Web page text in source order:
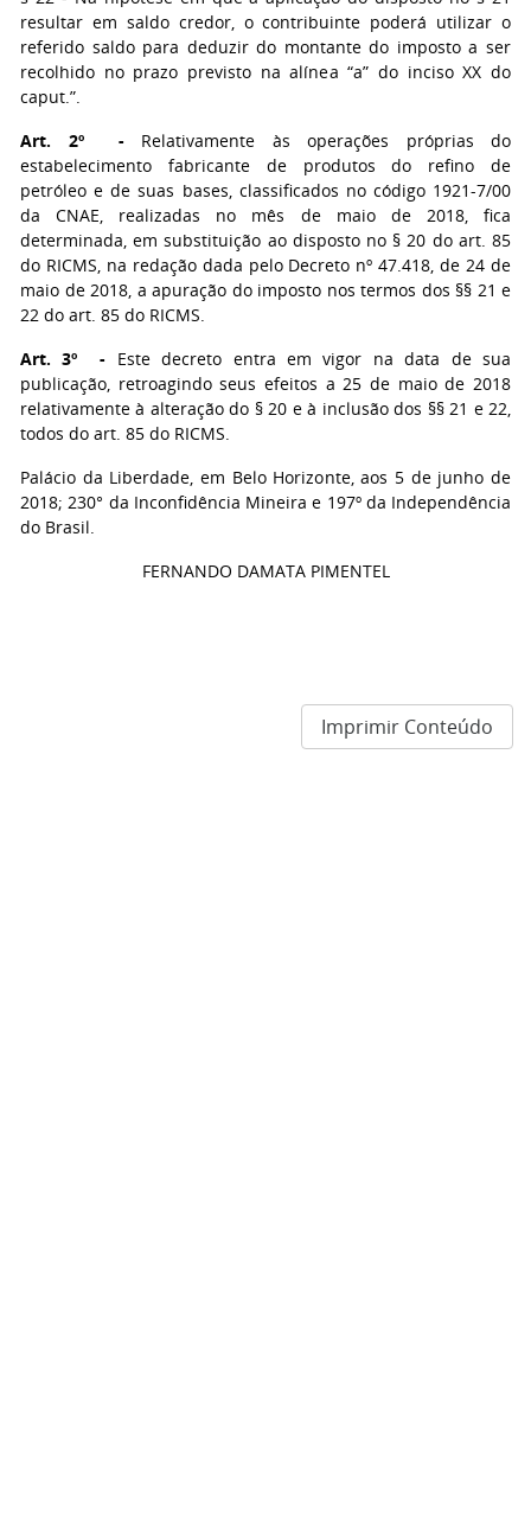
resultar em saldo credor, o contribuinte poderá utilizar o
referido saldo para deduzir do montante do imposto a ser
recolhido no prazo previsto na alínea “a” do inciso XX do
caput.”.
Art. 2º -Relativamente às operações próprias do
estabelecimento fabricante de produtos do refino de
petróleo e de suas bases, classificados no código 1921-7/00
da CNAE, realizadas no mês de maio de 2018, fica
determinada, em substituição ao disposto no § 20 do art. 85
do RICMS, na redação dada pelo Decreto nº 47.418, de 24 de
maio de 2018, a apuração do imposto nos termos dos §§ 21 e
22 do art. 85 do RICMS.
Art. 3º - Este decreto entra em vigor na data de sua
publicação, retroagindo seus efeitos a 25 de maio de 2018
relativamente à alteração do § 20 e à inclusão dos §§ 21 e 22,
todos do art. 85 do RICMS.
Palácio da Liberdade, em Belo Horizonte, aos 5 de junho de
2018; 230° da Inconfidência Mineira e 197º da Independência
do Brasil.
FERNANDO DAMATA PIMENTEL
Imprimir Conteúdo